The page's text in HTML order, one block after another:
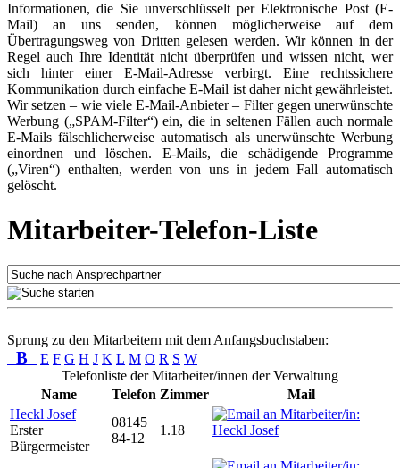
Informationen, die Sie unverschlüsselt per Elektronische Post (E-
Mail) an uns senden, können möglicherweise auf dem
Übertragungsweg von Dritten gelesen werden. Wir können in der
Regel auch Ihre Identität nicht überprüfen und wissen nicht, wer
sich hinter einer E-Mail-Adresse verbirgt. Eine rechtssichere
Kommunikation durch einfache E-Mail ist daher nicht gewährleistet.
Wir setzen – wie viele E-Mail-Anbieter – Filter gegen unerwünschte
Werbung („SPAM-Filter“) ein, die in seltenen Fällen auch normale
E-Mails fälschlicherweise automatisch als unerwünschte Werbung
einordnen und löschen. E-Mails, die schädigende Programme
(„Viren“) enthalten, werden von uns in jedem Fall automatisch
gelöscht.
Mitarbeiter-Telefon-Liste
Sprung zu den Mitarbeitern mit dem Anfangsbuchstaben:
B E F G H J K L M O R S W
Telefonliste der Mitarbeiter/innen der Verwaltung
Name
Telefon Zimmer
Mail
Heckl Josef
Erster
Bürgermeister
08145
84-12
1.18